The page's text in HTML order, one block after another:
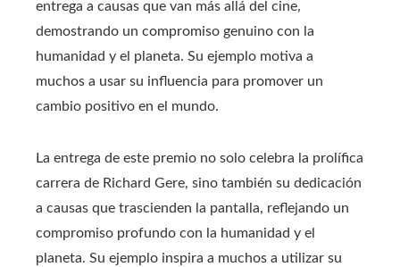
entrega a causas que van más allá del cine,
demostrando un compromiso genuino con la
humanidad y el planeta. Su ejemplo motiva a
muchos a usar su influencia para promover un
cambio positivo en el mundo.
La entrega de este premio no solo celebra la prolífica
carrera de Richard Gere, sino también su dedicación
a causas que trascienden la pantalla, reflejando un
compromiso profundo con la humanidad y el
planeta. Su ejemplo inspira a muchos a utilizar su